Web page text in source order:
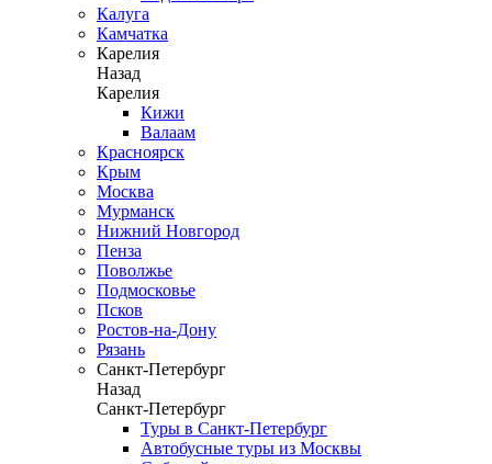
Калуга
Камчатка
Карелия
Назад
Карелия
Кижи
Валаам
Красноярск
Крым
Москва
Мурманск
Нижний Новгород
Пенза
Поволжье
Подмосковье
Псков
Ростов-на-Дону
Рязань
Санкт-Петербург
Назад
Санкт-Петербург
Туры в Санкт-Петербург
Автобусные туры из Москвы